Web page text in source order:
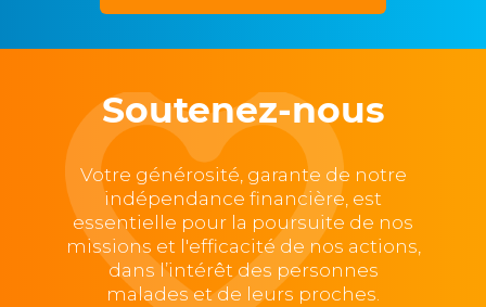
Soutenez-nous
Votre générosité, garante de notre
indépendance financière, est
essentielle pour la poursuite de nos
missions et l'efficacité de nos actions,
dans l’intérêt des personnes
malades et de leurs proches.